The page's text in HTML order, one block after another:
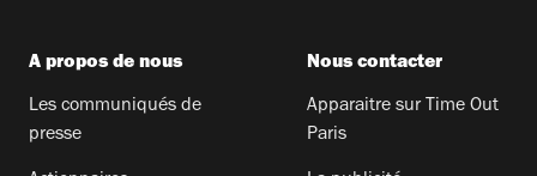
A propos de nous
Les communiqués de
presse
Nous contacter
Apparaitre sur Time Out
Paris